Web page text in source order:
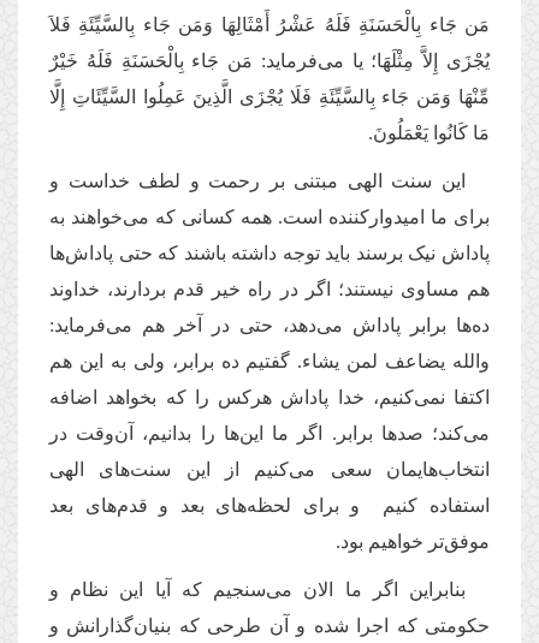
مَن جَاء بِالْحَسَنَةِ فَلَهُ عَشْرُ أَمْثَالِهَا وَمَن جَاء بِالسَّیِّئَةِ فَلاَ
یُجْزَى إِلاَّ مِثْلَهَا؛ یا می‌فرماید: مَن جَاء بِالْحَسَنَةِ فَلَهُ خَیْرٌ
مِّنْهَا وَمَن جَاء بِالسَّیِّئَةِ فَلَا یُجْزَى الَّذِینَ عَمِلُوا السَّیِّئَاتِ إِلَّا
مَا كَانُوا یَعْمَلُونَ.
این سنت الهی مبتنی بر رحمت و لطف خداست و
برای ما‌ امیدوارکننده است. همه کسانی که می‌خواهند به
پاداش نیک برسند باید توجه داشته باشند که حتی پاداش‌ها
هم مساوی نیستند؛ اگر در راه خیر قدم بردارند، خداوند
ده‌ها برابر پاداش می‌دهد، حتی در آخر هم می‌فرماید:
والله یضاعف لمن یشاء. گفتیم ده برابر، ولی به این هم
اکتفا نمی‌کنیم، خدا پاداش هرکس را که بخواهد اضافه
می‌کند؛ صدها برابر. اگر ما این‌ها را بدانیم، آن‌وقت در
انتخاب‌هایمان سعی می‌کنیم از این سنت‌های الهی
استفاده کنیم و برای لحظه‌های بعد و قدم‌های بعد
موفق‌تر خواهیم بود.
بنابراین اگر ما الان می‌سنجیم که آیا این نظام و
حکومتی که اجرا شده و آن طرحی که بنیان‌گذارانش و